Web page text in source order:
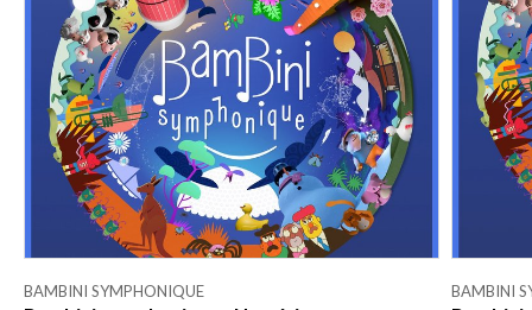
BAMBINI SYMPHONIQUE BAMBINI